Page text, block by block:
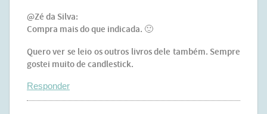
@Zé da Silva:
Compra mais do que indicada. 🙂
Quero ver se leio os outros livros dele também. Sempre
gostei muito de candlestick.
Responder